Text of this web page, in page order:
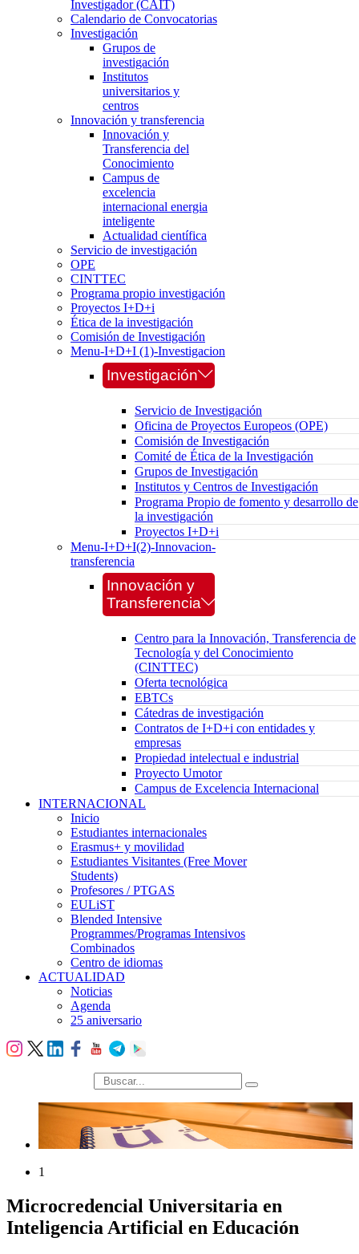
Investigador (CAIT)
Calendario de Convocatorias
Investigación
Grupos de
investigación
Institutos
universitarios y
centros
Innovación y transferencia
Innovación y
Transferencia del
Conocimiento
Campus de
excelencia
internacional energia
inteligente
Actualidad científica
Servicio de investigación
OPE
CINTTEC
Programa propio investigación
Proyectos I+D+i
Ética de la investigación
Comisión de Investigación
Menu-I+D+I (1)-Investigacion
Investigación
Servicio de Investigación
Oficina de Proyectos Europeos (OPE)
Comisión de Investigación
Comité de Ética de la Investigación
Grupos de Investigación
Institutos y Centros de Investigación
Programa Propio de fomento y desarrollo de
la investigación
Proyectos I+D+i
Menu-I+D+I(2)-Innovacion-
transferencia
Innovación y
Transferencia
Centro para la Innovación, Transferencia de
Tecnología y del Conocimiento
(CINTTEC)
Oferta tecnológica
EBTCs
Cátedras de investigación
Contratos de I+D+i con entidades y
empresas
Propiedad intelectual e industrial
Proyecto Umotor
Campus de Excelencia Internacional
INTERNACIONAL
Inicio
Estudiantes internacionales
Erasmus+ y movilidad
Estudiantes Visitantes (Free Mover
Students)
Profesores / PTGAS
EULiST
Blended Intensive
Programmes/Programas Intensivos
Combinados
Centro de idiomas
ACTUALIDAD
Noticias
Agenda
25 aniversario
búsqueda
1
Microcredencial Universitaria en
Inteligencia Artificial en Educación